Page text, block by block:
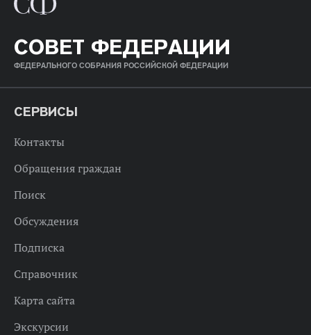
СОВЕТ ФЕДЕРАЦИИ
ФЕДЕРАЛЬНОГО СОБРАНИЯ РОССИЙСКОЙ ФЕДЕРАЦИИ
СЕРВИСЫ
Контакты
Обращения граждан
Поиск
Обсуждения
Подписка
Справочник
Карта сайта
Экскурсии